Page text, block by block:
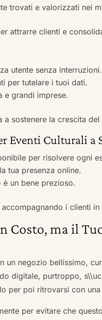
trovati e valorizzati nei
attrarre clienti e
utente senza interruzioni.
per tutelare i tuoi dati.
e grandi imprese.
sostenere la crescita del
Eventi Culturali a
per risolvere ogni
tua presenza online.
un bene prezioso.
accompagnando i clienti
Costo, ma il
un negozio bellissimo,
digitale, purtroppo,
per poi ritrovarsi con
per evitare che